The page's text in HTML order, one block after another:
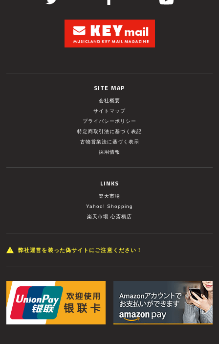
SITE MAP
会社概要
サイトマップ
プライバシーポリシー
特定商取引法に基づく表記
古物営業法に基づく表示
採用情報
LINKS
楽天市場
Yahoo! Shopping
楽天市場 心斎橋店
弊社運営を装った偽サイトにご注意ください！